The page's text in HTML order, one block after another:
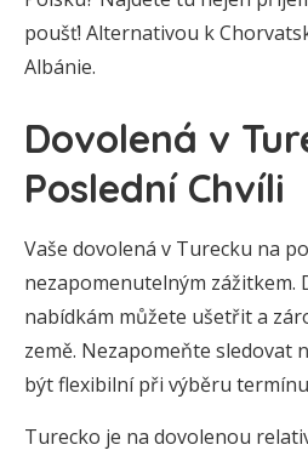
poušť! Alternativou k
Albánie.
Dovolená v
Poslední Chvíli
Vaše dovolená v Turecku na
nezapomenutelným zážitkem.
nabídkám můžete ušetřit a
země. Nezapomeňte sledovat
být flexibilní při výběru
Turecko je na dovolenou